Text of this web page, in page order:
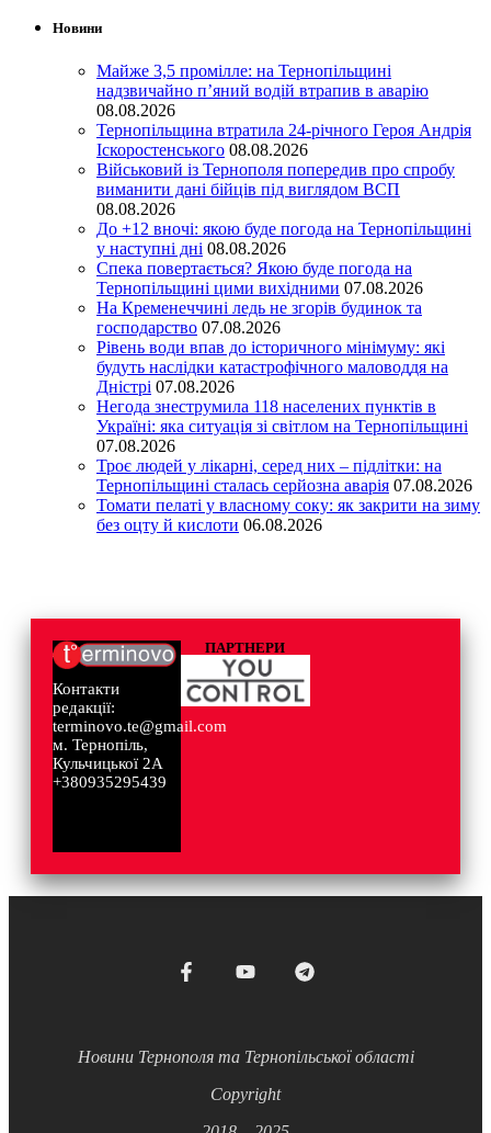
Новини
Майже 3,5 промілле: на Тернопільщині
надзвичайно п’яний водій втрапив в аварію
08.08.2026
Тернопільщина втратила 24-річного Героя Андрія
Іскоростенського 08.08.2026
Військовий із Тернополя попередив про спробу
виманити дані бійців під виглядом ВСП
08.08.2026
До +12 вночі: якою буде погода на Тернопільщині
у наступні дні 08.08.2026
Спека повертається? Якою буде погода на
Тернопільщині цими вихідними 07.08.2026
На Кременеччині ледь не згорів будинок та
господарство 07.08.2026
Рівень води впав до історичного мінімуму: які
будуть наслідки катастрофічного маловоддя на
Дністрі 07.08.2026
Негода знеструмила 118 населених пунктів в
Україні: яка ситуація зі світлом на Тернопільщині
07.08.2026
Троє людей у лікарні, серед них – підлітки: на
Тернопільщині сталась серйозна аварія 07.08.2026
Томати пелаті у власному соку: як закрити на зиму
без оцту й кислоти 06.08.2026
Контакти
редакції:
terminovo.te@gmail.com
м. Тернопіль,
Кульчицької 2А
+380935295439
ПАРТНЕРИ
Новини Тернополя та Тернопільської області
Copyright